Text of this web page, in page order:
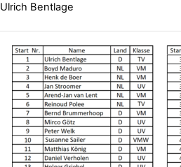
Ulrich Bentlage